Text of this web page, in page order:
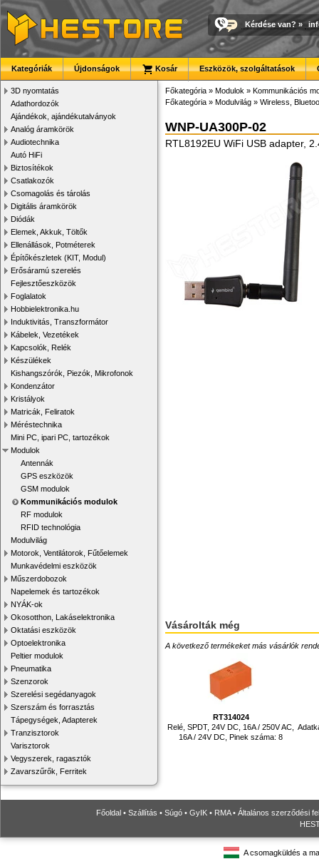
Kérdése van? »
Kategóriák Újdonságok Kosár Eszközök, szolgáltatások
3D nyomtatás
Adathordozók
Ajándékok, ajándékutalványok
Analóg áramkörök
Audiotechnika
Autó HiFi
Biztosítékok
Csatlakozók
Csomagolás és tárolás
Digitális áramkörök
Diódák
Elemek, Akkuk, Töltők
Ellenállások, Potméterek
Építőkészletek (KIT, Modul)
Erősáramú szerelés
Fejlesztőeszközök
Foglalatok
Hobbielektronika.hu
Induktivitás, Transzformátor
Kábelek, Vezetékek
Kapcsolók, Relék
Készülékek
Kishangszórók, Piezók, Mikrofonok
Kondenzátor
Kristályok
Matricák, Feliratok
Méréstechnika
Mini PC, ipari PC, tartozékok
Modulok
Antennák
GPS eszközök
GSM modulok
Kommunikációs modulok
RF modulok
RFID technológia
Modulvilág
Motorok, Ventilátorok, Fűtőelemek
Munkavédelmi eszközök
Műszerdobozok
Napelemek és tartozékok
NYÁK-ok
Okosotthon, Lakáselektronika
Oktatási eszközök
Optoelektronika
Peltier modulok
Pneumatika
Szenzorok
Szerelési segédanyagok
Szerszám és forrasztás
Tápegységek, Adapterek
Tranzisztorok
Varisztorok
Vegyszerek, ragasztók
Zavarszűrők, Ferritek
Főkategória » Modulok » Kommunikációs
Főkategória » Modulvilág » Wireless,
WNP-UA300P-02
RTL8192EU WiFi USB adapter,
Vásárolták még
A következő termékeket más vásárlók
RT314024
Relé, SPDT, 24V DC, 16A / 250V AC,
16A / 24V DC, Pinek száma: 8
Főoldal • Szállítás • Súgó • GyIK • RMA• Általános szerződési
A csomagküldés a